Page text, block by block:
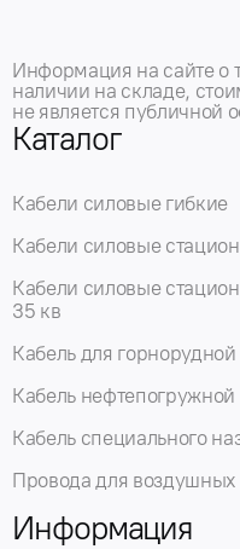
Информация на сайте о
наличии на складе,
не является публичной
Каталог
Кабели силовые гибкие
Кабели силовые
Кабели силовые
35 кв
Кабель для
Кабель нефтепогружной
Кабель специального
Провода для
Информация